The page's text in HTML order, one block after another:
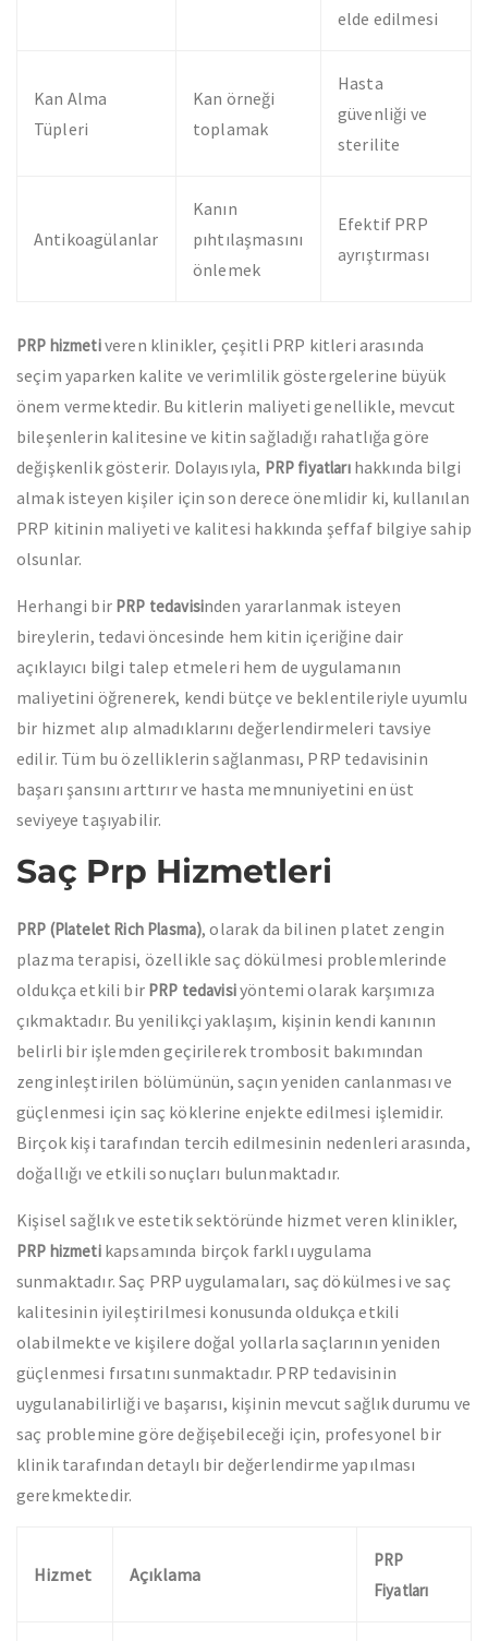
elde edilmesi
Kan Alma
Tüpleri
Kan örneği
toplamak
Hasta
güvenliği ve
sterilite
Antikoagülanlar
Kanın
pıhtılaşmasını
önlemek
Efektif PRP
ayrıştırması
PRP hizmetiveren klinikler, çeşitli PRP kitleri arasında
seçim yaparken kalite ve verimlilik göstergelerine büyük
önem vermektedir. Bu kitlerin maliyeti genellikle, mevcut
bileşenlerin kalitesine ve kitin sağladığı rahatlığa göre
değişkenlik gösterir. Dolayısıyla, PRP fiyatlarıhakkında bilgi
almak isteyen kişiler için son derece önemlidir ki, kullanılan
PRP kitinin maliyeti ve kalitesi hakkında şeffaf bilgiye sahip
olsunlar.
Herhangi bir PRP tedavisinden yararlanmak isteyen
bireylerin, tedavi öncesinde hem kitin içeriğine dair
açıklayıcı bilgi talep etmeleri hem de uygulamanın
maliyetini öğrenerek, kendi bütçe ve beklentileriyle uyumlu
bir hizmet alıp almadıklarını değerlendirmeleri tavsiye
edilir. Tüm bu özelliklerin sağlanması, PRP tedavisinin
başarı şansını arttırır ve hasta memnuniyetini en üst
seviyeye taşıyabilir.
Saç Prp Hizmetleri
PRP (Platelet Rich Plasma), olarak da bilinen platet zengin
plazma terapisi, özellikle saç dökülmesi problemlerinde
oldukça etkili bir PRP tedavisiyöntemi olarak karşımıza
çıkmaktadır. Bu yenilikçi yaklaşım, kişinin kendi kanının
belirli bir işlemden geçirilerek trombosit bakımından
zenginleştirilen bölümünün, saçın yeniden canlanması ve
güçlenmesi için saç köklerine enjekte edilmesi işlemidir.
Birçok kişi tarafından tercih edilmesinin nedenleri arasında,
doğallığı ve etkili sonuçları bulunmaktadır.
Kişisel sağlık ve estetik sektöründe hizmet veren klinikler,
PRP hizmetikapsamında birçok farklı uygulama
sunmaktadır. Saç PRP uygulamaları, saç dökülmesi ve saç
kalitesinin iyileştirilmesi konusunda oldukça etkili
olabilmekte ve kişilere doğal yollarla saçlarının yeniden
güçlenmesi fırsatını sunmaktadır. PRP tedavisinin
uygulanabilirliği ve başarısı, kişinin mevcut sağlık durumu ve
saç problemine göre değişebileceği için, profesyonel bir
klinik tarafından detaylı bir değerlendirme yapılması
gerekmektedir.
Hizmet Açıklama
PRP
Fiyatları